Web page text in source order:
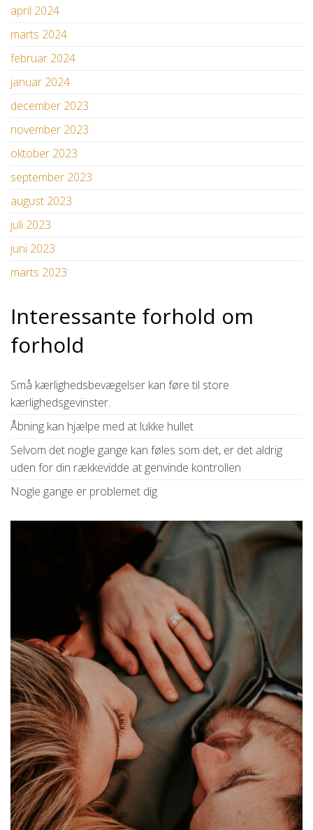
april 2024
marts 2024
februar 2024
januar 2024
december 2023
november 2023
oktober 2023
september 2023
august 2023
juli 2023
juni 2023
marts 2023
Interessante forhold om
forhold
Små kærlighedsbevægelser kan føre til store
kærlighedsgevinster.
Åbning kan hjælpe med at lukke hullet
Selvom det nogle gange kan føles som det, er det aldrig
uden for din rækkevidde at genvinde kontrollen
Nogle gange er problemet dig